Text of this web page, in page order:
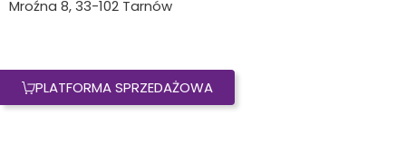
Mroźna 8, 33-102 Tarnów
PLATFORMA SPRZEDAŻOWA